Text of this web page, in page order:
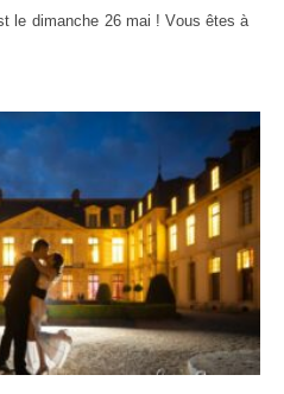
le dimanche 26 mai ! Vous êtes à